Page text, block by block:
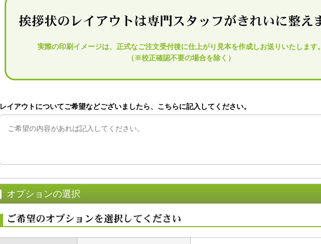
実際の印刷イメージは、正式なご注文受付後に仕上がり見本を作成しお送りいたします。
（※校正確認不要の場合を除く）
レイアウトについてご希望などございましたら、こちらに記入してください。
オプションの選択